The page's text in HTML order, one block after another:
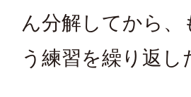
ん分解してから
う練習を繰り返し